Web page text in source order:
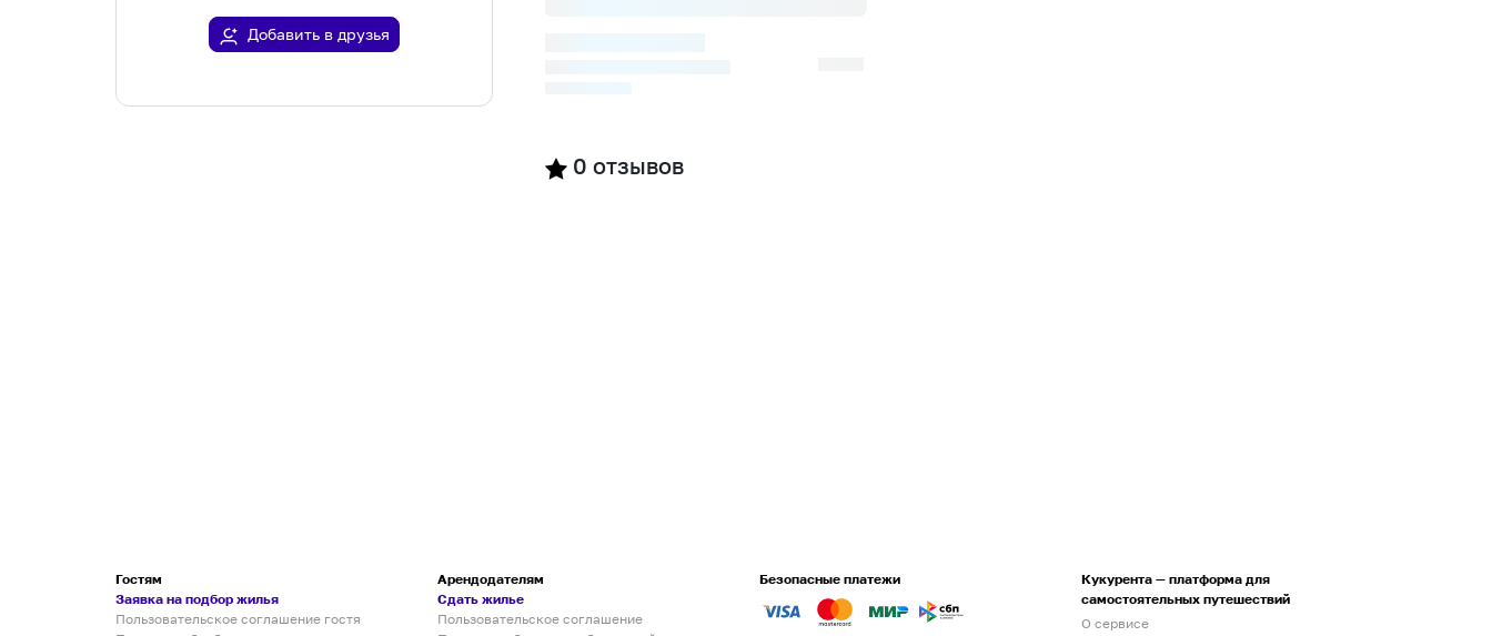
Добавить в друзья
0 отзывов
Гостям
Заявка на подбор жилья
Пользовательское соглашение гостя
Арендодателям
Сдать жилье
Пользовательское соглашение
Безопасные платежи
Кукурента — платформа для
самостоятельных путешествий
О сервисе